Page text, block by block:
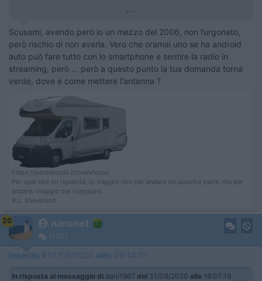
...
Scusami, avendo però io un mezzo del 2006, non furgonato,
però rischio di non averla. Vero che oramai uno se ha android
auto può fare tutto con lo smartphone e sentire la radio in
streaming, però ... però a questo punto la tua domanda torna
verde, dove e come mettere l'antenna ?
https://paroleostili.it/manifesto/
Per quel che mi riguarda, io viaggio non per andare da qualche parte, ma per
andare. Viaggio per viaggiare.
R.L. Stevenson
20 nanonet
11351
Inserito il 01/09/2020 alle: 09:14:01
In risposta al messaggio di dani1967 del 31/08/2020 alle 16:07:19